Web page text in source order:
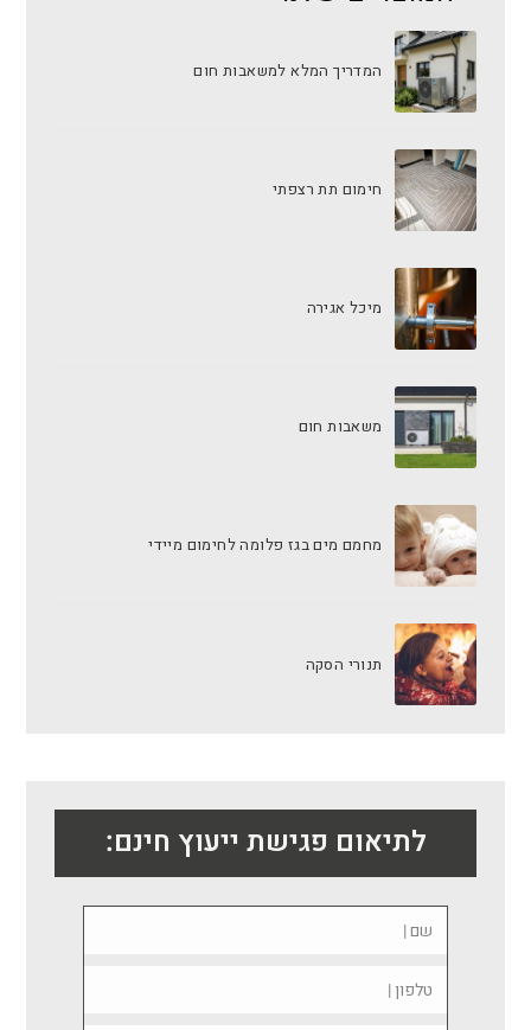
המדריך המלא למשאבות חום
חימום תת רצפתי
מיכל אגירה
משאבות חום
מחמם מים בגז פלומה לחימום מיידי
תנורי הסקה
לתיאום פגישת ייעוץ חינם: